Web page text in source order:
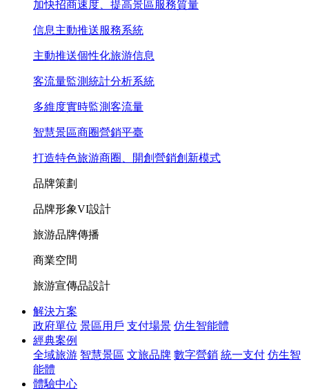
加快招商速度、提高景區服務質量
信息主動推送服務系統
主動推送個性化旅游信息
客流量監測統計分析系統
多維度實時監測客流量
智慧景區商圈營銷平臺
打造特色旅游商圈、開創營銷創新模式
品牌策劃
品牌形象VI設計
旅游品牌傳播
商業空間
旅游宣傳品設計
解決方案
政府單位 景區用戶 支付場景 仿生智能體
經典案例
全域旅游 智慧景區 文旅品牌 數字營銷 統一支付 仿生智
能體
體驗中心